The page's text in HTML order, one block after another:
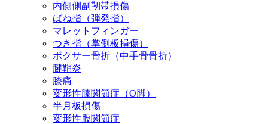
内側側副靭帯損傷
ばね指（弾発指）
マレットフィンガー
つき指（掌側板損傷）
ボクサー骨折（中手骨骨折）
腱鞘炎
膝痛
変形性膝関節症（O脚）
半月板損傷
変形性股関節症